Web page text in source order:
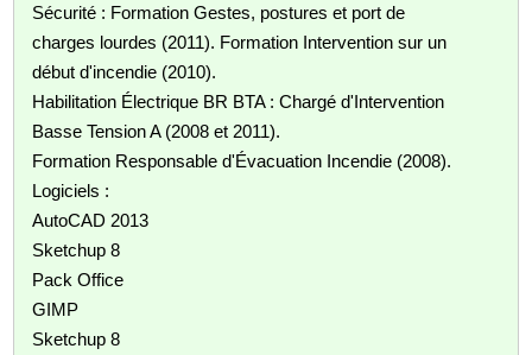
Sécurité : Formation Gestes, postures et port de
charges lourdes (2011). Formation Intervention sur un
début d'incendie (2010).
Habilitation Électrique BR BTA : Chargé d'Intervention
Basse Tension A (2008 et 2011).
Formation Responsable d'Évacuation Incendie (2008).
Logiciels :
AutoCAD 2013
Sketchup 8
Pack Office
GIMP
Sketchup 8